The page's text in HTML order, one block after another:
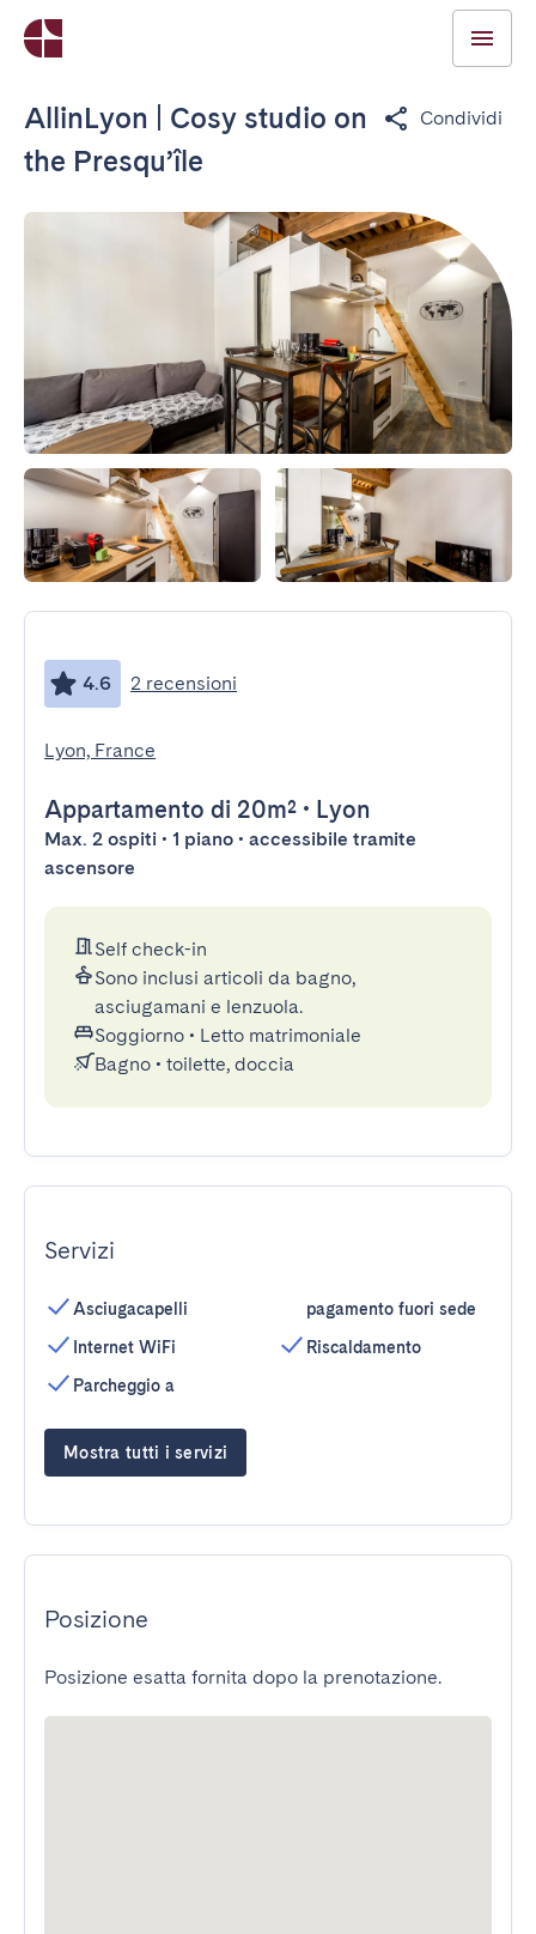
AllinLyon | Cosy studio on
the Presqu’île
Condividi
4.6 2 recensioni
Lyon, France
Appartamento di 20m² • Lyon
Max. 2 ospiti • 1 piano • accessibile tramite
ascensore
Self check-in
Sono inclusi articoli da bagno,
asciugamani e lenzuola.
Soggiorno • Letto matrimoniale
Bagno • toilette, doccia
Servizi
Asciugacapelli
Internet WiFi
Parcheggio a
pagamento fuori sede
Riscaldamento
Mostra tutti i servizi
Posizione
Posizione esatta fornita dopo la prenotazione.